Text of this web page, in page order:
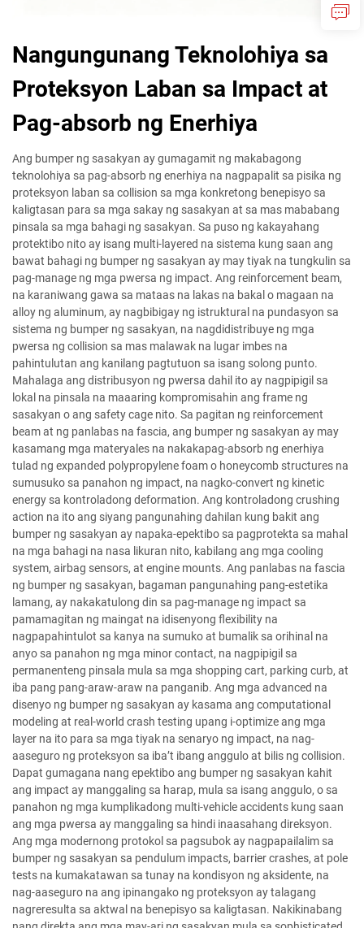
Nangungunang Teknolohiya sa
Proteksyon Laban sa Impact at
Pag-absorb ng Enerhiya
Ang bumper ng sasakyan ay gumagamit ng makabagong
teknolohiya sa pag-absorb ng enerhiya na nagpapalit sa pisika ng
proteksyon laban sa collision sa mga konkretong benepisyo sa
kaligtasan para sa mga sakay ng sasakyan at sa mas mababang
pinsala sa mga bahagi ng sasakyan. Sa puso ng kakayahang
protektibo nito ay isang multi-layered na sistema kung saan ang
bawat bahagi ng bumper ng sasakyan ay may tiyak na tungkulin sa
pag-manage ng mga pwersa ng impact. Ang reinforcement beam,
na karaniwang gawa sa mataas na lakas na bakal o magaan na
alloy ng aluminum, ay nagbibigay ng istruktural na pundasyon sa
sistema ng bumper ng sasakyan, na nagdidistribuye ng mga
pwersa ng collision sa mas malawak na lugar imbes na
pahintulutan ang kanilang pagtutuon sa isang solong punto.
Mahalaga ang distribusyon ng pwersa dahil ito ay nagpipigil sa
lokal na pinsala na maaaring kompromisahin ang frame ng
sasakyan o ang safety cage nito. Sa pagitan ng reinforcement
beam at ng panlabas na fascia, ang bumper ng sasakyan ay may
kasamang mga materyales na nakakapag-absorb ng enerhiya
tulad ng expanded polypropylene foam o honeycomb structures na
sumusuko sa panahon ng impact, na nagko-convert ng kinetic
energy sa kontroladong deformation. Ang kontroladong crushing
action na ito ang siyang pangunahing dahilan kung bakit ang
bumper ng sasakyan ay napaka-epektibo sa pagprotekta sa mahal
na mga bahagi na nasa likuran nito, kabilang ang mga cooling
system, airbag sensors, at engine mounts. Ang panlabas na fascia
ng bumper ng sasakyan, bagaman pangunahing pang-estetika
lamang, ay nakakatulong din sa pag-manage ng impact sa
pamamagitan ng maingat na idisenyong flexibility na
nagpapahintulot sa kanya na sumuko at bumalik sa orihinal na
anyo sa panahon ng mga minor contact, na nagpipigil sa
permanenteng pinsala mula sa mga shopping cart, parking curb, at
iba pang pang-araw-araw na panganib. Ang mga advanced na
disenyo ng bumper ng sasakyan ay kasama ang computational
modeling at real-world crash testing upang i-optimize ang mga
layer na ito para sa mga tiyak na senaryo ng impact, na nag-
aaseguro ng proteksyon sa iba’t ibang anggulo at bilis ng collision.
Dapat gumagana nang epektibo ang bumper ng sasakyan kahit
ang impact ay manggaling sa harap, mula sa isang anggulo, o sa
panahon ng mga kumplikadong multi-vehicle accidents kung saan
ang mga pwersa ay manggaling sa hindi inaasahang direksyon.
Ang mga modernong protokol sa pagsubok ay nagpapailalim sa
bumper ng sasakyan sa pendulum impacts, barrier crashes, at pole
tests na kumakatawan sa tunay na kondisyon ng aksidente, na
nag-aaseguro na ang ipinangako ng proteksyon ay talagang
nagreresulta sa aktwal na benepisyo sa kaligtasan. Nakikinabang